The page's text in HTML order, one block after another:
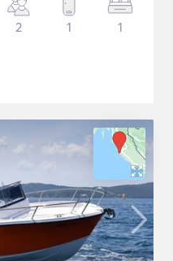
2 1 1